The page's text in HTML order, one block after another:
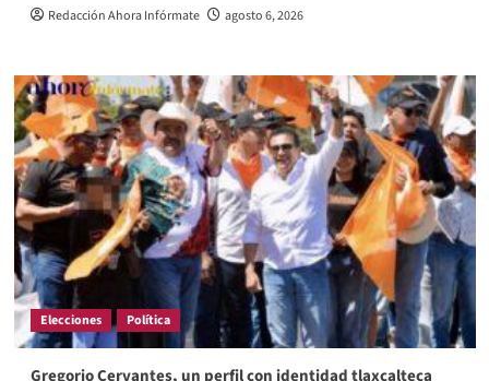
Redacción Ahora Infórmate agosto 6, 2026
Elecciones Política
Gregorio Cervantes, un perfil con identidad tlaxcalteca